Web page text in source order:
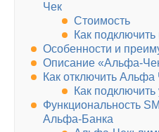
Чек
Стоимость
Как подключить
Особенности и
Описание «Альфа-
Как отключить Альфа
Как подключить
Функциональность
Альфа-Банка